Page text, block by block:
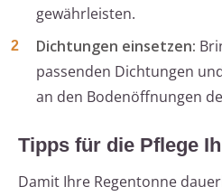
gewährleisten.
Dichtungen einsetzen:
passenden Dichtungen
an den Bodenöffnungen
Tipps für die Pflege
Damit Ihre Regentonne